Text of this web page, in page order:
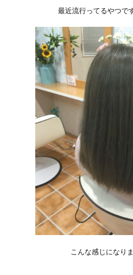
最近流行ってるやつで
こんな感じになり